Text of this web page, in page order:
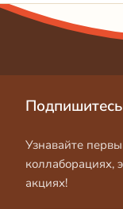
Узнавайте
коллаборациях,
акциях!